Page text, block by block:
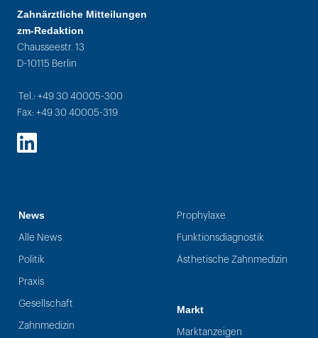
Zahnärztliche Mitteilungen
zm-Redaktion
Chausseestr. 13
D-10115 Berlin
Tel.: +49 30 40005-300
Fax: +49 30 40005-319
LinkedIn
News
Alle News
Politik
Praxis
Gesellschaft
Zahnmedizin
Prophylaxe
Funktionsdiagnostik
Ästhetische Zahnmedizin
Markt
Marktanzeigen